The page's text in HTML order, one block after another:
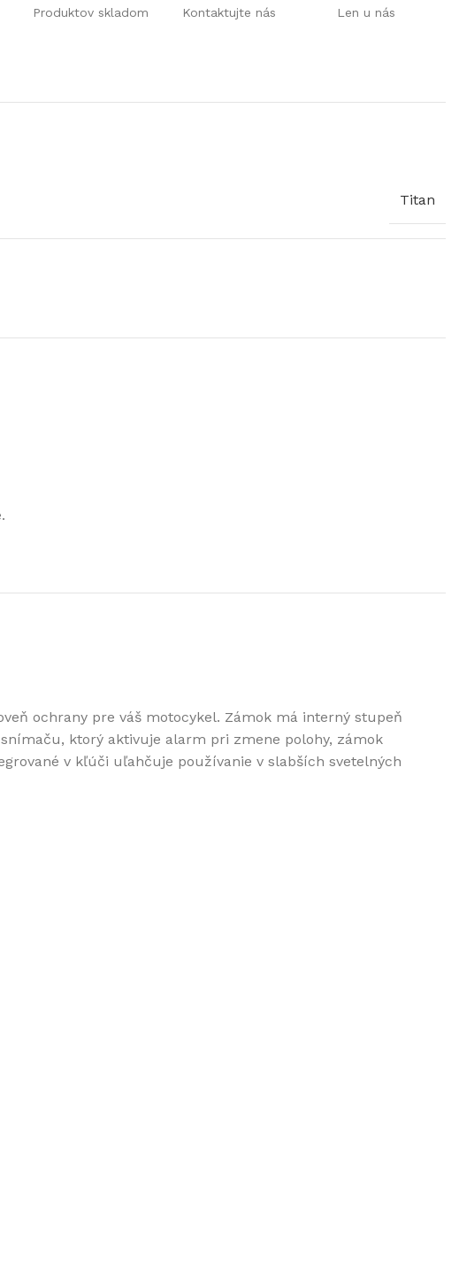
Produktov skladom Kontaktujte nás Len u nás
Titan
ochrany pre váš motocykel. Zámok má interný stupeň
ktorý aktivuje alarm pri zmene polohy, zámok
v kľúči uľahčuje používanie v slabších svetelných